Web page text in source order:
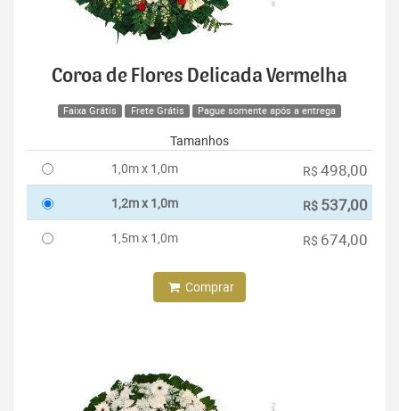
Coroa de Flores Delicada Vermelha
Faixa Grátis Frete Grátis Pague somente após a entrega
Tamanhos
1,0m x 1,0m
R$ 498,00
1,2m x 1,0m R$ 537,00
1,5m x 1,0m R$ 674,00
Comprar